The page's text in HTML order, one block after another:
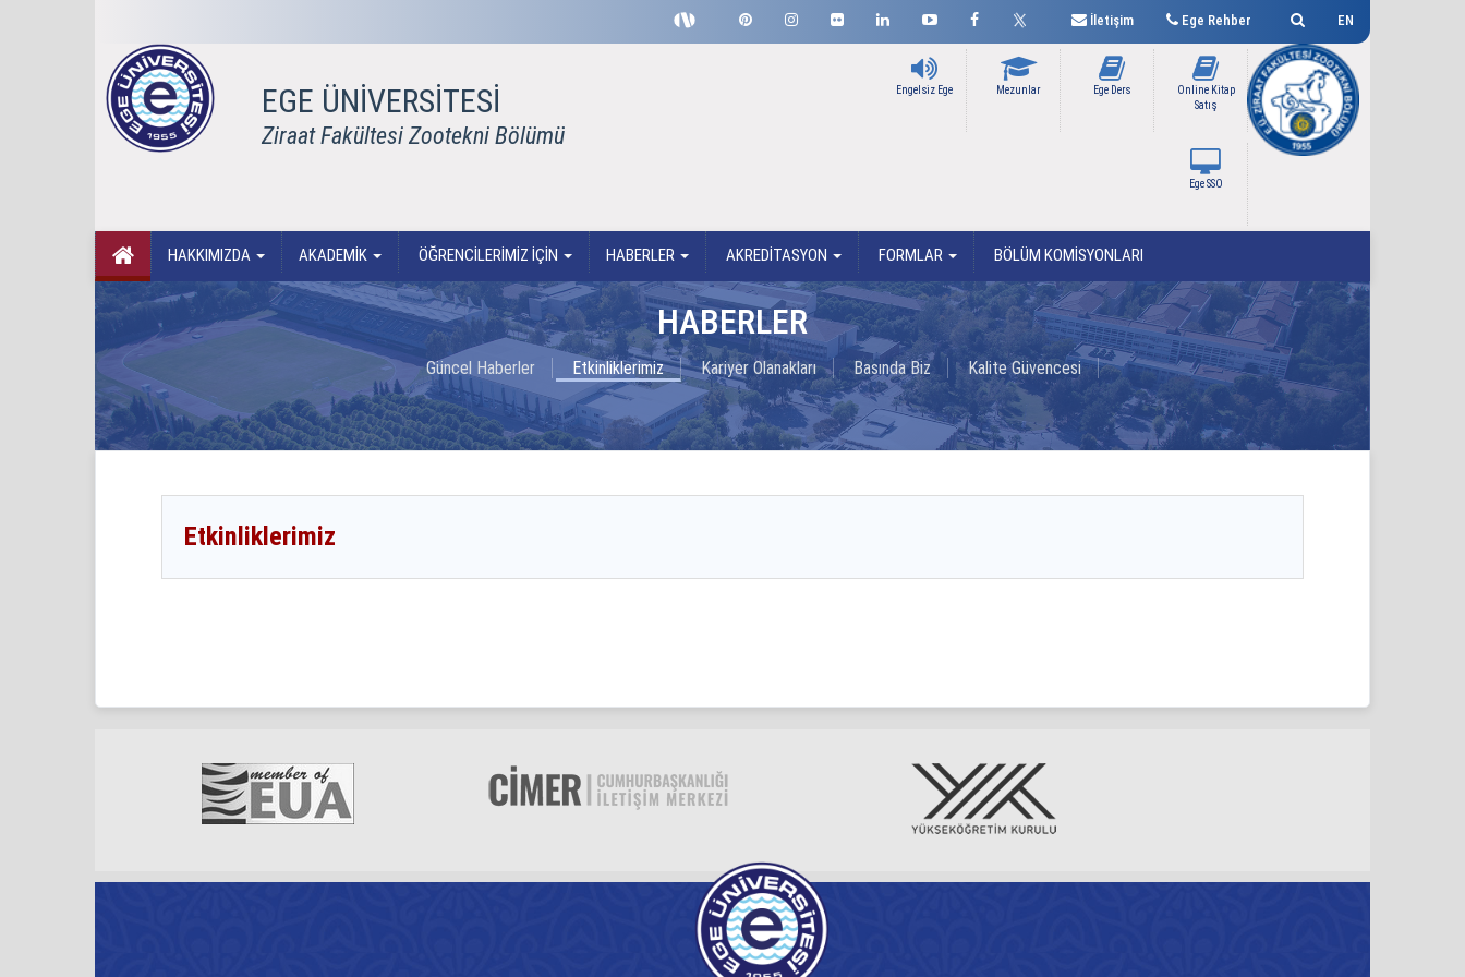
EN
Ege Rehber
İletişim
EGE ÜNİVERSİTESİ
Ziraat Fakültesi Zootekni Bölümü
Online Kitap
Satış
Ege Ders
Mezunlar
Engelsiz Ege
Ege SSO
HAKKIMIZDA AKADEMİK ÖĞRENCİLERİMİZ İÇİN HABERLER AKREDİTASYON FORMLAR BÖLÜM KOMİSYONLARI
HABERLER
Güncel Haberler Etkinliklerimiz Kariyer Olanakları Basında Biz Kalite Güvencesi
Etkinliklerimiz